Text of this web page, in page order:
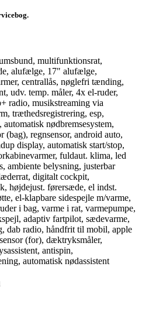
multifunktionsrat,
alufælge, 17" alufælge,
centrallås, nøglefri tænding,
udv. temp. måler, 4x el-ruder,
radio, musikstreaming via
træthedsregistrering, esp,
nødbremsesystem,
(bag), regnsensor, android auto,
display, automatisk start/stop,
fuldaut. klima, led
ambiente belysning, justerbar
digitalt cockpit,
højdejust. førersæde, el indst.
el-klapbare sidespejle m/varme,
i bag, varme i rat, varmepumpe,
adaptiv fartpilot, sædevarme,
dab radio, håndfrit til mobil, apple
(for), dæktryksmåler,
antispin,
automatisk nødassistent